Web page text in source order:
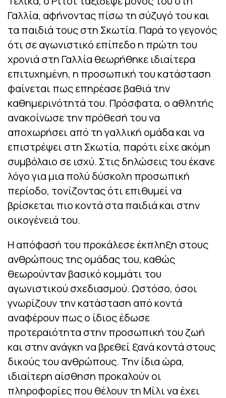
Γαλλία, αφήνοντας πίσω τη σύζυγό του και
τα παιδιά τους στη Σκωτία. Παρά το γεγονός
ότι σε αγωνιστικό επίπεδο η πρώτη του
χρονιά στη Γαλλία θεωρήθηκε ιδιαίτερα
επιτυχημένη, η προσωπική του κατάσταση
φαίνεται πως επηρέασε βαθιά την
καθημερινότητά του. Πρόσφατα, ο αθλητής
ανακοίνωσε την πρόθεσή του να
αποχωρήσει από τη γαλλική ομάδα και να
επιστρέψει στη Σκωτία, παρότι είχε ακόμη
συμβόλαιο σε ισχύ. Στις δηλώσεις του έκανε
λόγο για μια πολύ δύσκολη προσωπική
περίοδο, τονίζοντας ότι επιθυμεί να
βρίσκεται πιο κοντά στα παιδιά και στην
οικογένειά του.
Η απόφασή του προκάλεσε έκπληξη στους
ανθρώπους της ομάδας του, καθώς
θεωρούνταν βασικό κομμάτι του
αγωνιστικού σχεδιασμού. Ωστόσο, όσοι
γνωρίζουν την κατάσταση από κοντά
αναφέρουν πως ο ίδιος έδωσε
προτεραιότητα στην προσωπική του ζωή
και στην ανάγκη να βρεθεί ξανά κοντά στους
δικούς του ανθρώπους. Την ίδια ώρα,
ιδιαίτερη αίσθηση προκαλούν οι
πληροφορίες που θέλουν τη Μίλι να έχει